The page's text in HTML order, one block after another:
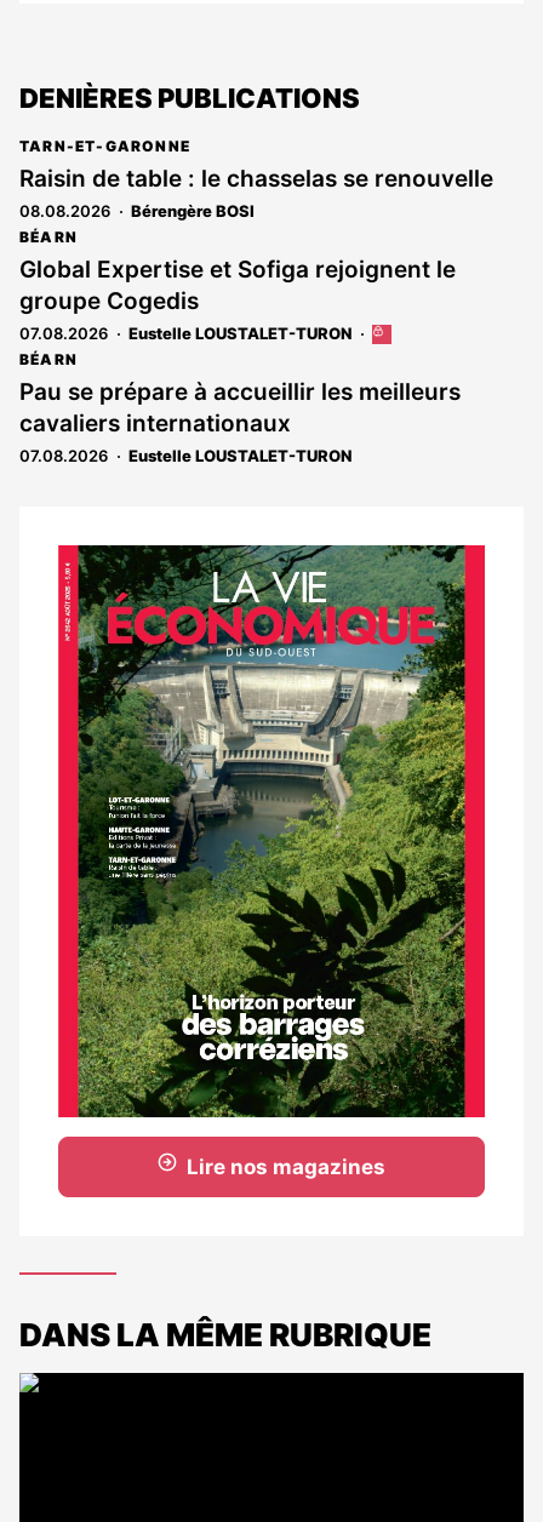
DENIÈRES PUBLICATIONS
TARN-ET-GARONNE
Raisin de table : le chasselas se renouvelle
08.08.2026 Bérengère BOSI
BÉARN
Global Expertise et Sofiga rejoignent le
groupe Cogedis
07.08.2026 Eustelle LOUSTALET-TURON
Cet
est
réservé
BÉARN
Pau se prépare à accueillir les meilleurs
cavaliers internationaux
07.08.2026 Eustelle LOUSTALET-TURON
Notre
dernier
magazine
Lire nos magazines
DANS LA MÊME RUBRIQUE